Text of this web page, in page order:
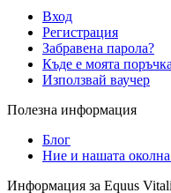
Вход
Регистрация
Забравена парола?
Къде е моята
Използвай ваучер
Полезна информация
Блог
Ние и нашата околна
Информация за Equus